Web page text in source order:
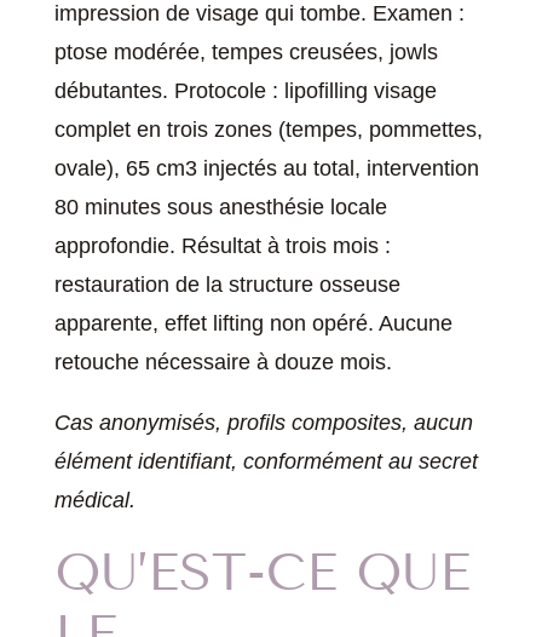
impression de visage qui tombe. Examen :
ptose modérée, tempes creusées, jowls
débutantes. Protocole : lipofilling visage
complet en trois zones (tempes, pommettes,
ovale), 65 cm3 injectés au total, intervention
80 minutes sous anesthésie locale
approfondie. Résultat à trois mois :
restauration de la structure osseuse
apparente, effet lifting non opéré. Aucune
retouche nécessaire à douze mois.
Cas anonymisés, profils composites, aucun
élément identifiant, conformément au secret
médical.
QU’EST-CE QUE